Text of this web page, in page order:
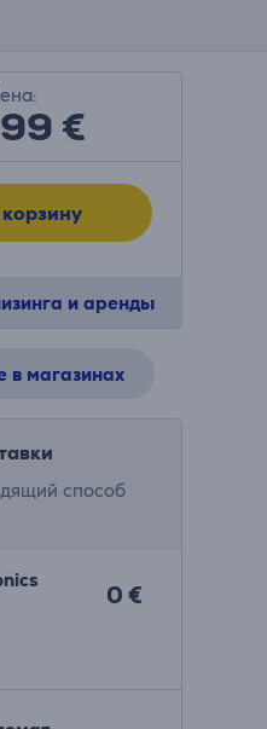
€
и аренды
в магазинах
способ
0 €